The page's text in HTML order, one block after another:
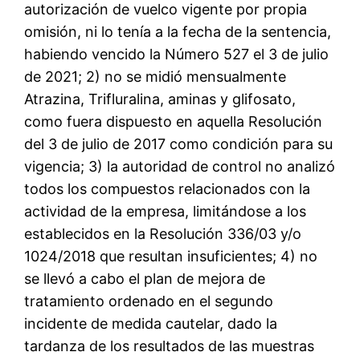
autorización de vuelco vigente por propia
omisión, ni lo tenía a la fecha de la sentencia,
habiendo vencido la Número 527 el 3 de julio
de 2021; 2) no se midió mensualmente
Atrazina, Trifluralina, aminas y glifosato,
como fuera dispuesto en aquella Resolución
del 3 de julio de 2017 como condición para su
vigencia; 3) la autoridad de control no analizó
todos los compuestos relacionados con la
actividad de la empresa, limitándose a los
establecidos en la Resolución 336/03 y/o
1024/2018 que resultan insuficientes; 4) no
se llevó a cabo el plan de mejora de
tratamiento ordenado en el segundo
incidente de medida cautelar, dado la
tardanza de los resultados de las muestras